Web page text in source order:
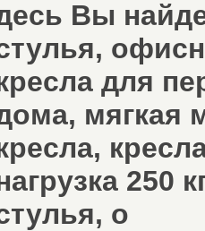
Вы
для
мягкая
250
о